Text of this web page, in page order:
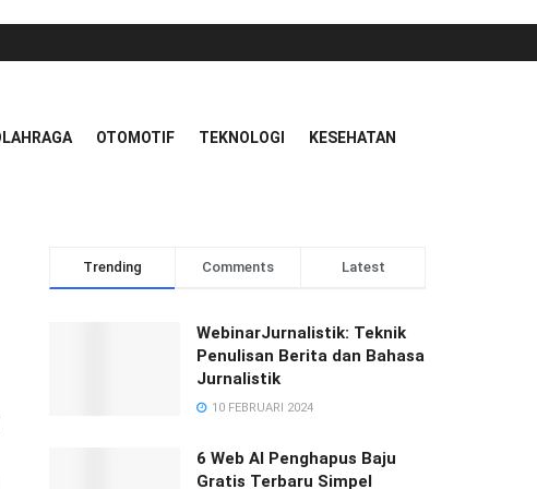
OTOMOTIF TEKNOLOGI KESEHATAN
Trending Comments Latest
WebinarJurnalistik: Teknik
Penulisan Berita dan Bahasa
Jurnalistik
10 FEBRUARI 2024
6 Web AI Penghapus Baju
Gratis Terbaru Simpel